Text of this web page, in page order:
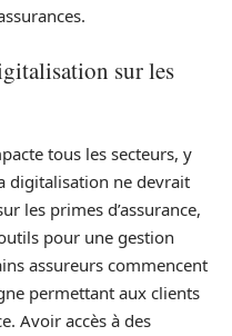
sur les
tous les secteurs, y
digitalisation ne devrait
les primes d’assurance,
pour une gestion
assureurs commencent
permettant aux clients
Avoir accès à des